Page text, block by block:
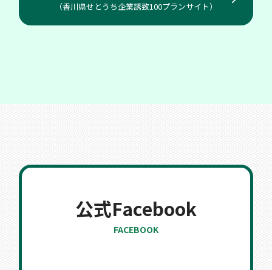
（香川県せとうち企業誘致100プランサイト）
公式Facebook
FACEBOOK